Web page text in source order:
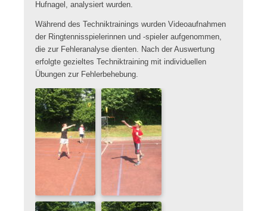
Hufnagel, analysiert wurden.
Während des Techniktrainings wurden Videoaufnahmen
der Ringtennisspielerinnen und -spieler aufgenommen,
die zur Fehleranalyse dienten. Nach der Auswertung
erfolgte gezieltes Techniktraining mit individuellen
Übungen zur Fehlerbehebung.